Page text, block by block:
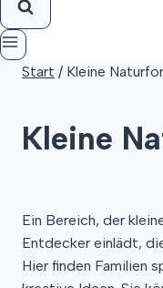
Start / Kleine
Kleine
Ein Bereich, der
Entdecker einlädt,
Hier finden Familien